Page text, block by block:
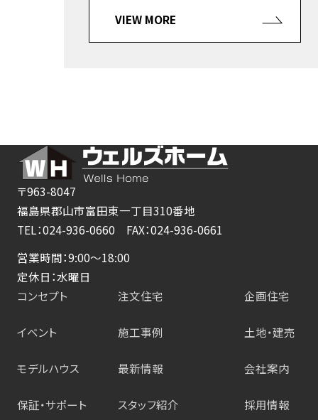
VIEW MORE
〒963-8047
福島県郡山市富田東一丁目310番地
TEL：024-936-0660 FAX：024-936-0661
営業時間：9:00～18:00
定休日：水曜日
コンセプト
注文住宅 企画住宅
イベント 施工事例 土地・建売
モデルハウス 最新情報 会社案内
保証・サポート スタッフ紹介 採用情報